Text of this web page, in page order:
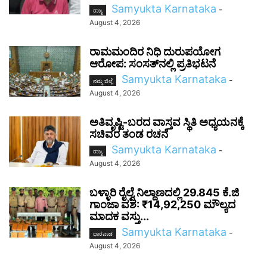
ರಾಜ್ಯ Samyukta Karnataka -
August 4, 2026
ರಾಮಮಂದಿರ ನಿಧಿ ದುರುಪಯೋಗ
ಆರೋಪ: ಸಂಸತ್‌ನಲ್ಲಿ ಪ್ರತಿಭಟನೆ
ನಮ್ಮ ಜಿಲ್ಲೆ Samyukta Karnataka -
August 4, 2026
ಅತಿವೃಷ್ಟಿ-ಬರದ ವಾಸ್ತವ ಸ್ಥಿತಿ ಅಧ್ಯಯನಕ್ಕೆ
ಸಚಿವರ ತಂಡ ರಚನೆ
ರಾಜ್ಯ Samyukta Karnataka -
August 4, 2026
ಬಳ್ಳಾರಿ ರೈಲ್ವೆ ನಿಲ್ದಾಣದಲ್ಲಿ 29.845 ಕೆ.ಜಿ
ಗಾಂಜಾ ವಶ: ₹14,92,250 ಮೌಲ್ಯದ
ಮಾದಕ ವಸ್ತು...
ಧಾರವಾಡ Samyukta Karnataka -
August 4, 2026